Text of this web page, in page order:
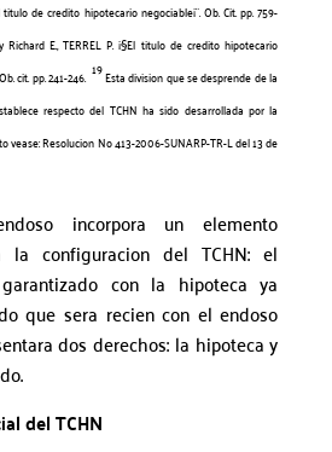
titulo de credito hipotecario negociable¡¨. Ob. Cit. pp. 759-
Richard E., TERREL P. ¡§El titulo de credito hipotecario
cit. pp. 241-246. 19Esta division que se desprende de la
respecto del TCHN ha sido desarrollada por la
vease: Resolucion No 413-2006-SUNARP-TR-L del 13 de
incorpora un elemento
la configuracion del TCHN: el
con la hipoteca ya
que sera recien con el endoso
dos derechos: la hipoteca y
del TCHN